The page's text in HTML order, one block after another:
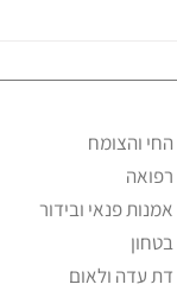
החי והצומח
רפואה
אמנות פנאי ובידור
בטחון
דת עדה ולאום